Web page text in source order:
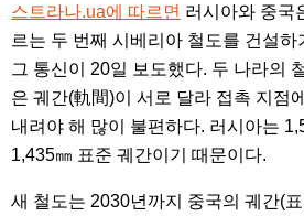
스트라나.ua에 따르면 러시아와 중국
르는 두 번째 시베리아 철도를 건설하
그 통신이 20일 보도했다. 두 나라의
은 궤간(軌間)이 서로 달라 접촉 지점
내려야 해 많이 불편하다. 러시아는
1,435㎜ 표준 궤간이기 때문이다.
새 철도는 2030년까지 중국의 궤간(